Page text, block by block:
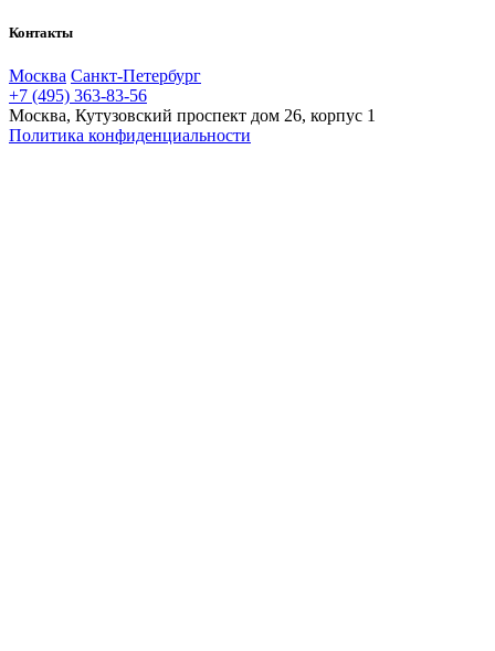
Контакты
Москва Санкт-Петербург
+7 (495) 363-83-56
Москва, Кутузовский проспект дом 26, корпус 1
Политика конфиденциальности